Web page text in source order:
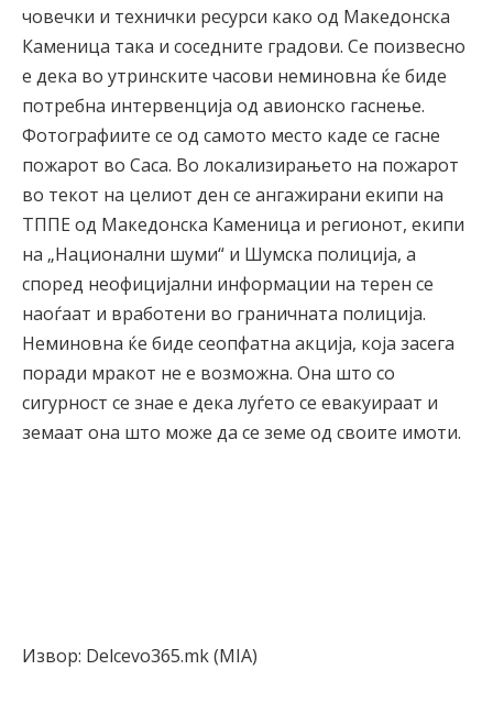
човечки и технички ресурси како од Македонска
Каменица така и соседните градови. Се поизвесно
е дека во утринските часови неминовна ќе биде
потребна интервенција од авионско гаснење.
Фотографиите се од самото место каде се гасне
пожарот во Саса. Во локализирањето на пожарот
во текот на целиот ден се ангажирани екипи на
ТППЕ од Македонска Каменица и регионот, екипи
на „Национални шуми“ и Шумска полиција, а
според неофицијални информации на терен се
наоѓаат и вработени во граничната полиција.
Неминовна ќе биде сеопфатна акција, која засега
поради мракот не е возможна. Она што со
сигурност се знае е дека луѓето се евакуираат и
земаат она што може да се земе од своите имоти.
Извор: Delcevo365.mk (MIA)